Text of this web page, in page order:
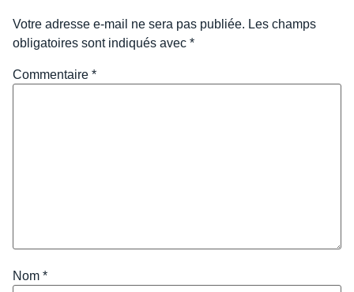
Votre adresse e-mail ne sera pas publiée. Les champs
obligatoires sont indiqués avec *
Commentaire *
Nom *